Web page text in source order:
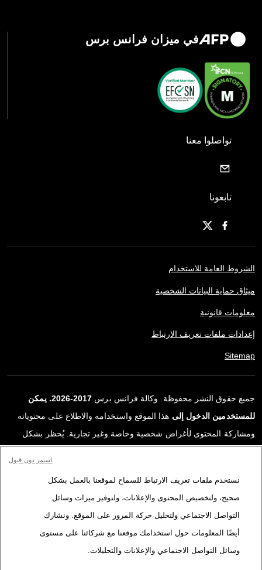
في ميزان فرانس برس
تواصلوا معنا
تابعونا
الشروط العامة للاستخدام
ميثاق حماية البيانات الشخصية
معلومات قانونية
إعدادات ملفات تعريف الارتباط
Sitemap
جميع حقوق النشر محفوظة. وكالة فرانس برس
2017-2026. يمكن
للمستخدمين الدخول إلى هذا الموقع واستخدامه والاطلاع على محتوياته
ومشاركة المحتوى لأغراض شخصية وخاصة وغير تجارية. يُحظر بشكل
ترخيص محددة موقعة مع وكالة فرانس برس. المواد والروابط الواردة في
التقارير، والتي لم تنتجها وكالة فرانس برس، مستخدمة فقط وبالقدر
اللازم كعناصر إثبات لمحتوى هذه التقارير. لم تحصل فرانس برس على أي
حقوق من المؤلفين أو مالكي حقوق النشر لهذا المحتوى ولا تتحمّل أي
مسؤوليّة في هذا الصدد. وكالة فرانس برس وشعارها علامتان تجاريتان
نستخدم ملفات تعريف الارتباط للسماح لموقعنا بالعمل بشكل
صحيح، ولتخصيص المحتوى والإعلانات، ولتوفير ميزات وسائل
التواصل الاجتماعي ولتحليل حركة المرور على الموقع. ونشارك
أيضًا المعلومات حول استخدامك موقعنا مع شركائنا على مستوى
وسائل التواصل الاجتماعي والإعلانات والتحليلات.
استمر دون قبول